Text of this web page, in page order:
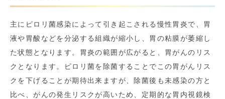
主にピロリ菌感染によって引き起こされる慢性胃炎で、胃
液や胃酸などを分泌する組織が縮小し、胃の粘膜が萎縮し
た状態となります。胃炎の範囲が広がると、胃がんのリス
クとなります。ピロリ菌を除菌することでこの胃がんリス
クを下げることが期待出来ますが、除菌後も未感染の方と
比べ、がんの発生リスクが高いため、定期的な胃内視鏡検